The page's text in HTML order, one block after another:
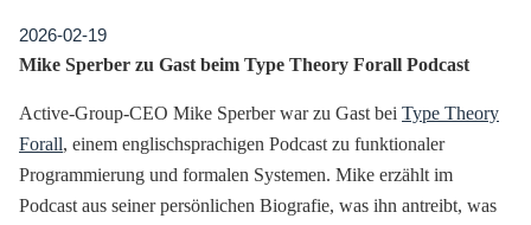
2026-02-19
Mike Sperber zu Gast beim Type Theory Forall Podcast
Active-Group-CEO Mike Sperber war zu Gast bei Type Theory
Forall, einem englischsprachigen Podcast zu funktionaler
Programmierung und formalen Systemen. Mike erzählt im
Podcast aus seiner persönlichen Biografie, was ihn antreibt, was